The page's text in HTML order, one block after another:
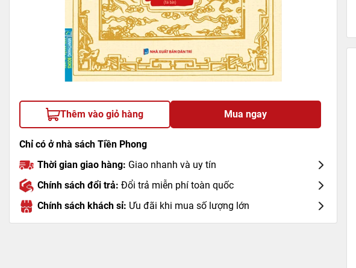
Thêm vào giỏ hàng Mua ngay
Chỉ có ở nhà sách Tiền Phong
Thời gian giao hàng: Giao nhanh và uy tín
Chính sách đổi trả: Đổi trả miễn phí toàn quốc
Chính sách khách sỉ: Ưu đãi khi mua số lượng lớn